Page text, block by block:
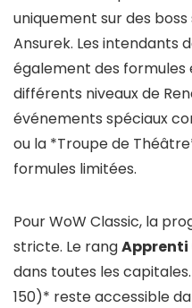
uniquement sur des
Ansurek. Les intendants
également des formules
différents niveaux de
événements spéciaux
ou la *Troupe de
formules limitées.
Pour WoW Classic, la
stricte. Le rangApprenti
dans toutes les
150)* reste accessible